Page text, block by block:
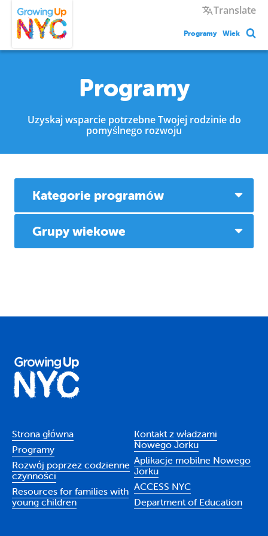
Skip
main
content
Translate
Programy Wiek
Programy
Uzyskaj wsparcie potrzebne Twojej rodzinie do
pomyślnego rozwoju
Kategorie programów
Grupy wiekowe
Strona główna
Programy
Rozwój poprzez codzienne
czynności
Resources for families with
young children
Kontakt z władzami
Nowego Jorku
Aplikacje mobilne Nowego
Jorku
ACCESS NYC
Department of Education